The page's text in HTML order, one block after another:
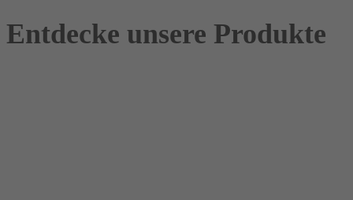
Entdecke unsere Produkte